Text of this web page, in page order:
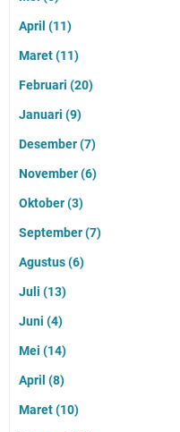
April (11)
Maret(11)
Februari (20)
Januari (9)
Desember(7)
November(6)
Oktober(3)
September(7)
Agustus(6)
Juli (13)
Juni (4)
Mei (14)
April (8)
Maret(10)